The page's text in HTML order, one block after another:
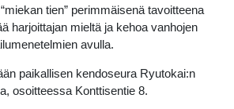
tien” perimmäisenä tavoitteena
harjoittajan mieltä ja kehoa vanhojen
avulla.
paikallisen kendoseura Ryutokai:n
osoitteessa Konttisentie 8.